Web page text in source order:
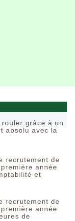
grâce à un
absolu avec la
recrutement de
année
et
recrutement de
année
de